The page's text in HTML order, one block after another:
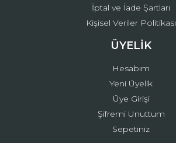
İptal ve İade Şartları
Kişisel Veriler Politikası
ÜYELİK
Hesabım
Yeni Üyelik
Üye Girişi
Şifremi Unuttum
Sepetiniz